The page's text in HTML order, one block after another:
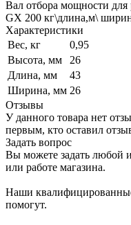
Вал отбора мощности для
GX 200 кг\длина,м\
Характеристики
Вес, кг
0,95
Высота, мм
26
Длина, мм
43
Ширина, мм 26
Отзывы
У данного товара нет
первым, кто оставил
Задать вопрос
Вы можете задать любой
или работе магазина.
Наши
помогут.